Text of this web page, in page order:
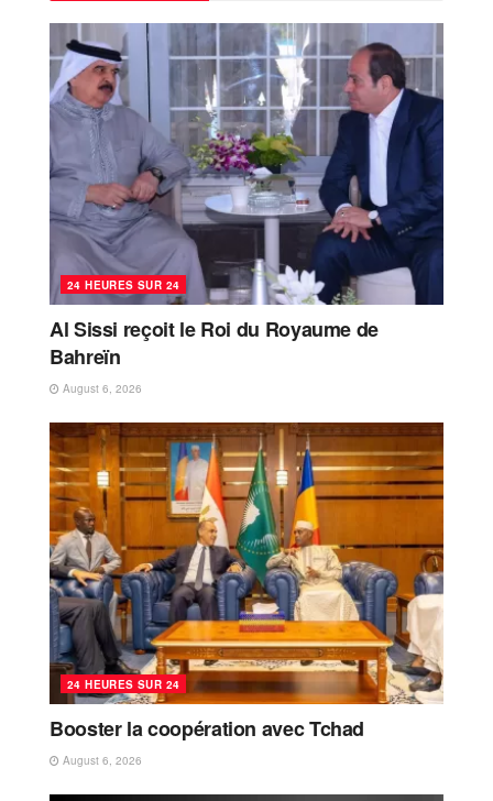
24 HEURES SUR 24
Al Sissi reçoit le Roi du Royaume de
Bahreïn
August 6, 2026
24 HEURES SUR 24
Booster la coopération avec Tchad
August 6, 2026